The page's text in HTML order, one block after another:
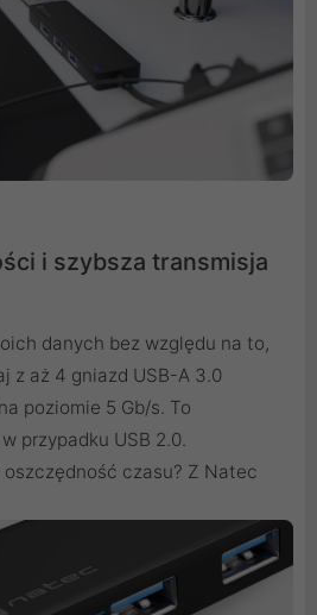
i szybsza transmisja
danych bez względu na to,
z aż 4 gniazd USB-A 3.0
poziomie 5 Gb/s. To
przypadku USB 2.0.
czasu? Z Natec